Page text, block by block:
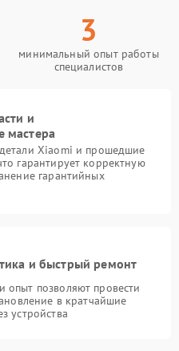
3
минимальный опыт работы
специалистов
и
мастера
Xiaomi и прошедшие
гарантирует корректную
гарантийных
и быстрый ремонт
позволяют провести
в кратчайшие
устройства